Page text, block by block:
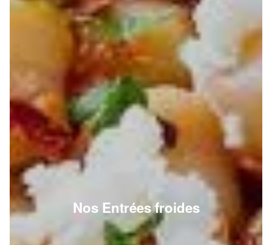
Nos Entrées froides